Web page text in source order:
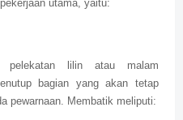
utama, yaitu:
pelekatan lilin atau malam
bagian yang akan tetap
pewarnaan. Membatik meliputi: